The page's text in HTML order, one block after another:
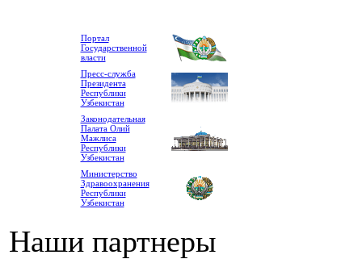
Портал
Государственной
власти
Пресс-служба
Президента
Республики
Узбекистан
Законодательная
Палата Олий
Мажлиса
Республики
Узбекистан
Министерство
Здравоохранения
Республики
Узбекистан
Наши партнеры